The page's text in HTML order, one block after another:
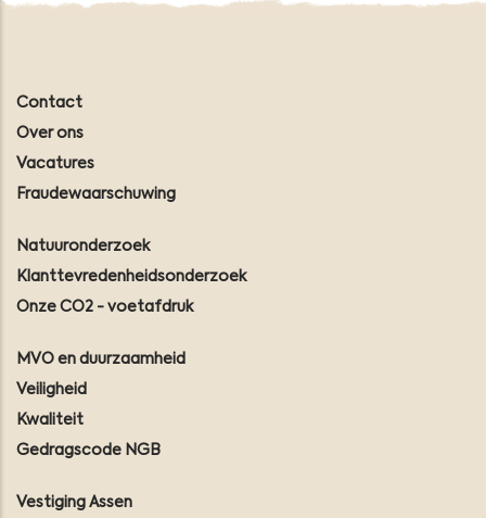
Contact
Over ons
Vacatures
Fraudewaarschuwing
Natuuronderzoek
Klanttevredenheidsonderzoek
Onze CO2 - voetafdruk
MVO en duurzaamheid
Veiligheid
Kwaliteit
Gedragscode NGB
Vestiging Assen